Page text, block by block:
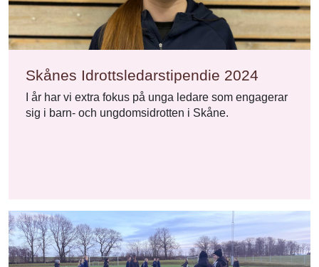
Skånes Idrottsledarstipendie 2024
I år har vi extra fokus på unga ledare som engagerar
sig i barn- och ungdomsidrotten i Skåne.